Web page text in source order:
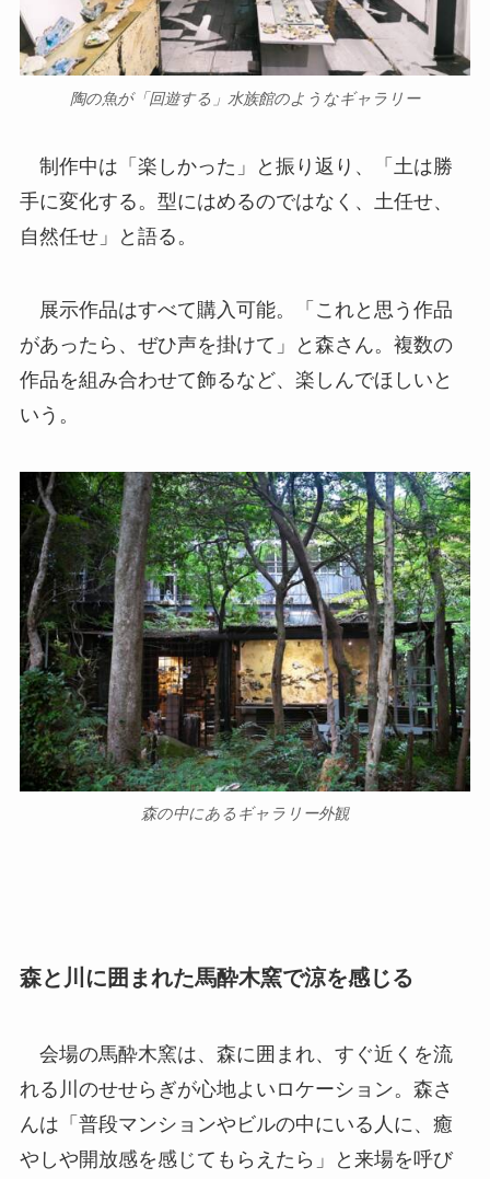
陶の魚が「回遊する」水族館のようなギャラリー
制作中は「楽しかった」と振り返り、「土は勝
手に変化する。型にはめるのではなく、土任せ、
自然任せ」と語る。
展示作品はすべて購入可能。「これと思う作品
があったら、ぜひ声を掛けて」と森さん。複数の
作品を組み合わせて飾るなど、楽しんでほしいと
いう。
森の中にあるギャラリー外観
森と川に囲まれた馬酔木窯で涼を感じる
会場の馬酔木窯は、森に囲まれ、すぐ近くを流
れる川のせせらぎが心地よいロケーション。森さ
んは「普段マンションやビルの中にいる人に、癒
やしや開放感を感じてもらえたら」と来場を呼び